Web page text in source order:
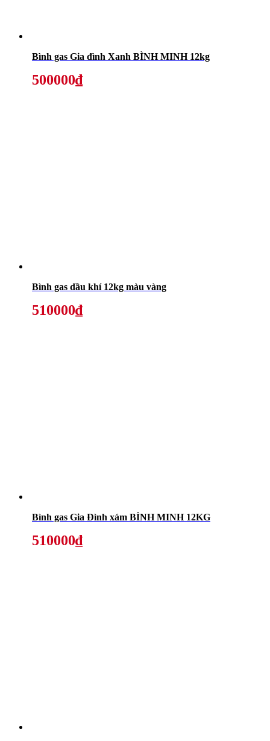
Bình gas Gia đình Xanh BÌNH MINH 12kg
500000₫
Bình gas dầu khí 12kg màu vàng
510000₫
Bình gas Gia Đình xám BÌNH MINH 12KG
510000₫